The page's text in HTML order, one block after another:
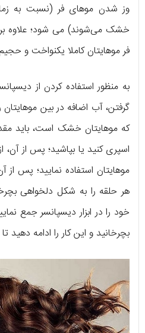
وز شدن موهای فر (نسبت به
خشک می‌شوند) می شود؛ علاوه بر
فر موهایتان کاملا یکنواخت و
به منظور استفاده کردن از
گرفتن، آب اضافه در بین موهایتان
که موهایتان خشک است، باید
اسپری کنید یا بپاشید؛ پس از
موهایتان استفاده نمایید؛ پس از
هر حلقه را به شکل دلخواهی
خود را در ابزار دیسپانسر جمع
بچرخانید و این کار را ادامه دهید